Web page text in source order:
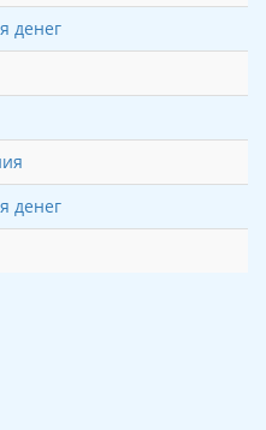
денег
денег